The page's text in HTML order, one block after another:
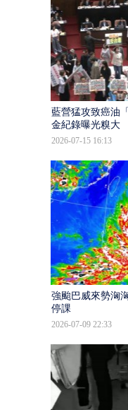
藍營猛攻致癌油
金紀錄曝光糗大
2026-07-15 16:13
強颱巴威來勢洶
停課
2026-07-09 22:33